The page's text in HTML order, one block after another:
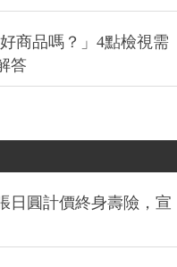
商品嗎？」4點檢視需
答
日圓計價終身壽險，宣